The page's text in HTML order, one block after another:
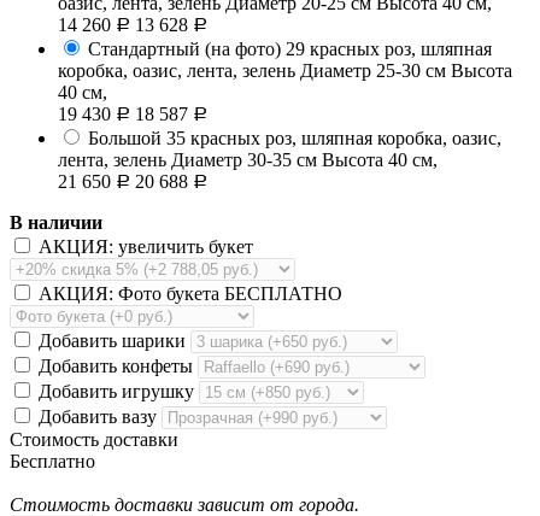
14 260 Р 13 628 Р
Стандартный (на фото) 29 красных роз, шляпная
коробка, оазис, лента, зелень Диаметр 25-30 см Высота
40 см,
19 430 Р 18 587 Р
Большой 35 красных роз, шляпная коробка, оазис,
лента, зелень Диаметр 30-35 см Высота 40 см,
21 650 Р 20 688 Р
В наличии
АКЦИЯ: увеличить букет
АКЦИЯ: Фото букета БЕСПЛАТНО
Добавить шарики
Добавить конфеты
Добавить игрушку
Добавить вазу
Стоимость доставки
Бесплатно
Стоимость доставки зависит от города.